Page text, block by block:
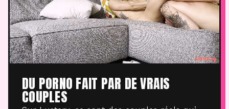
DU PORNO FAIT PAR DE VRAIS
COUPLES